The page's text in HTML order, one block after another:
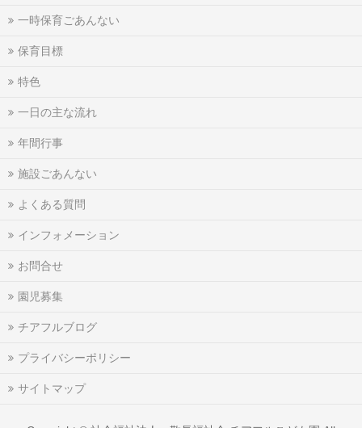
一時保育ごあんない
保育目標
特色
一日の主な流れ
年間行事
施設ごあんない
よくある質問
インフォメーション
お問合せ
園児募集
チアフルブログ
プライバシーポリシー
サイトマップ